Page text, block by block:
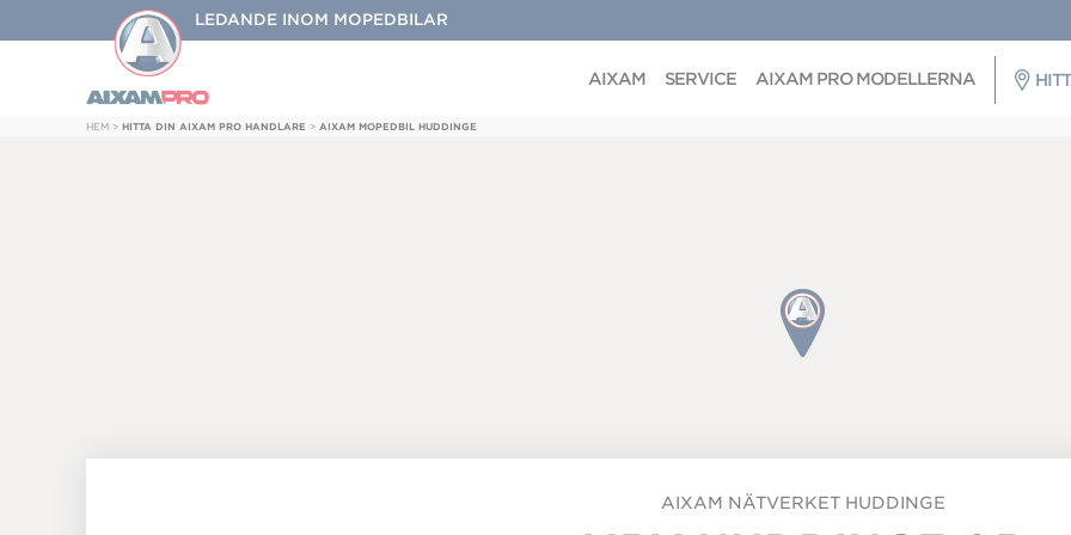
LEDANDE INOM MOPEDBILAR
AIXAM SERVICE AIXAM PRO MODELLERNA
HEM > HITTA DIN AIXAM PRO HANDLARE > AIXAM MOPEDBIL HUDDINGE
AIXAM NÄTVERKET HUDDINGE